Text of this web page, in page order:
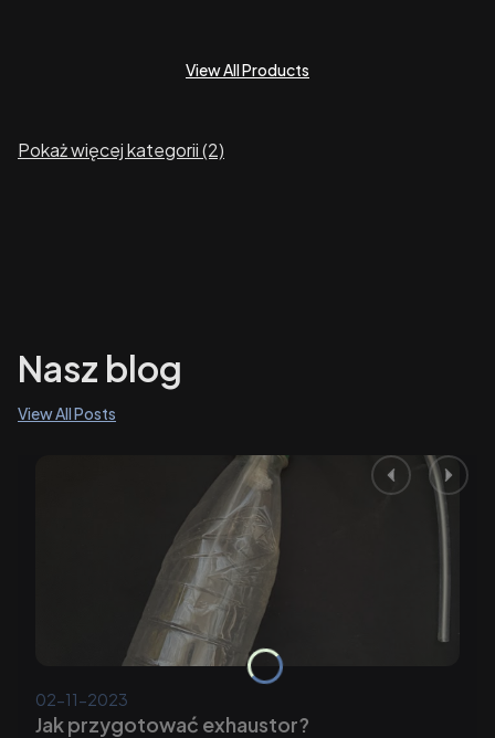
View All Products
Pokaż więcej kategorii (2)
Nasz blog
View All Posts
02-11-2023
Jak przygotować exhaustor?